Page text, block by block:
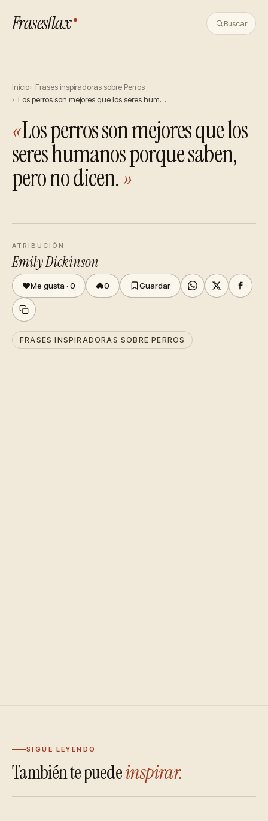
Frasesflax Buscar
Inicio
Frases inspiradoras sobre Perros
Los perros son mejores que los seres hum…
«Los perros son mejores que los
seres humanos porque saben,
pero no dicen.»
ATRIBUCIÓN
Emily Dickinson
Me gusta · 0 0 Guardar
FRASES INSPIRADORAS SOBRE PERROS
SIGUE LEYENDO
También te puedeinspirar.